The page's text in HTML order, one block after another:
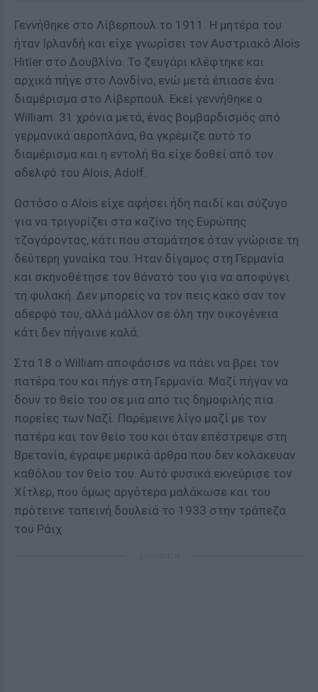
Γεννήθηκε στο Λίβερπουλ το 1911. Η μητέρα του
ήταν Ιρλανδή και είχε γνωρίσει τον Αυστριακό Alois
Hitler στο Δουβλίνο. Το ζευγάρι κλέφτηκε και
αρχικά πήγε στο Λονδίνο, ενώ μετά έπιασε ένα
διαμέρισμα στο Λίβερπουλ. Εκεί γεννήθηκε ο
William. 31 χρόνια μετά, ένας βομβαρδισμός από
γερμανικά αεροπλάνα, θα γκρέμιζε αυτό το
διαμέρισμα και η εντολή θα είχε δοθεί από τον
αδελφό του Alois, Adolf.
Ωστόσο ο Alois είχε αφήσει ήδη παιδί και σύζυγο
για να τριγυρίζει στα καζίνο της Ευρώπης
τζογάροντας, κάτι που σταμάτησε όταν γνώρισε τη
δεύτερη γυναίκα του. Ήταν δίγαμος στη Γερμανία
και σκηνοθέτησε τον θάνατό του για να αποφύγει
τη φυλακή. Δεν μπορείς να τον πεις κακό σαν τον
αδερφό του, αλλά μάλλον σε όλη την οικογένεια
κάτι δεν πήγαινε καλά.
Στα 18 ο William αποφάσισε να πάει να βρει τον
πατέρα του και πήγε στη Γερμανία. Μαζί πήγαν να
δουν το θείο του σε μια από τις δημοφιλής πια
πορείες των Ναζί. Παρέμεινε λίγο μαζί με τον
πατέρα και τον θείο του και όταν επέστρεψε στη
Βρετανία, έγραψε μερικά άρθρα που δεν κολάκευαν
καθόλου τον θείο του. Αυτό φυσικά εκνεύρισε τον
Χίτλερ, που όμως αργότερα μαλάκωσε και του
πρότεινε ταπεινή δουλειά το 1933 στην τράπεζα
του Ράιχ.